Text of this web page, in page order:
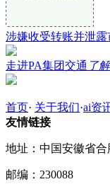
涉嫌收受转账并泄露
走进PA集团交通 了
首页· 关于我们·ai资
友情链接
地址：中国安徽省
邮编：230088